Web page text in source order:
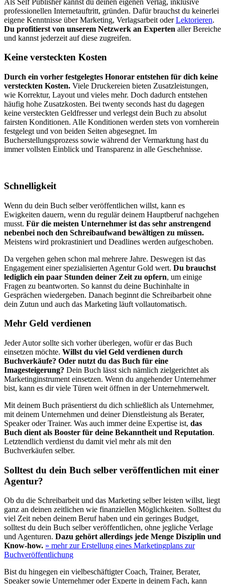
professionellen Internetauftritt, gründen. Dafür brauchst du keinerlei
eigene Kenntnisse über Marketing, Verlagsarbeit oderLektorieren.
Du profitierst von unserem Netzwerk an Experten aller Bereiche
und kannst jederzeit auf diese zugreifen.
Keine versteckten Kosten
Durch ein vorher festgelegtes Honorar entstehen für dich keine
versteckten Kosten. Viele Druckereien bieten Zusatzleistungen,
wie Korrektur, Layout und vieles mehr. Doch dadurch entstehen
häufig hohe Zusatzkosten. Bei twenty seconds hast du dagegen
keine versteckten Geldfresser und verlegst dein Buch zu absolut
fairsten Konditionen. Alle Konditionen werden stets von vornherein
festgelegt und von beiden Seiten abgesegnet. Im
Bucherstellungsprozess sowie während der Vermarktung hast du
immer vollsten Einblick und Transparenz in alle Geschehnisse.
Schnelligkeit
Wenn du dein Buch selber veröffentlichen willst, kann es
Ewigkeiten dauern, wenn du regulär deinem Hauptberuf nachgehen
musst. Für die meisten Unternehmer ist das sehr anstrengend
nebenbei noch den Schreibaufwand bewältigen zu müssen.
Meistens wird prokrastiniert und Deadlines werden aufgeschoben.
Da vergehen gehen schon mal mehrere Jahre. Deswegen ist das
Engagement einer spezialisierten Agentur Gold wert. Du brauchst
lediglich ein paar Stunden deiner Zeit zu opfern, um einige
Fragen zu beantworten. So kannst du deine Buchinhalte in
Gesprächen wiedergeben. Danach beginnt die Schreibarbeit ohne
dein Zutun und auch das Marketing läuft vollautomatisch.
Mehr Geld verdienen
Jeder Autor sollte sich vorher überlegen, wofür er das Buch
einsetzen möchte. Willst du viel Geld verdienen durch
Buchverkäufe? Oder nutzt du das Buch für eine
Imagesteigerung? Dein Buch lässt sich nämlich zielgerichtet als
Marketinginstrument einsetzen. Wenn du angehender Unternehmer
bist, kann es dir viele Türen weit öffnen in der Unternehmerwelt.
Mit deinem Buch präsentierst du dich schließlich als Unternehmer,
mit deinem Unternehmen und deiner Dienstleistung als Berater,
Speaker oder Trainer. Was auch immer deine Expertise ist, das
Buch dient als Booster für deine Bekanntheit und Reputation.
Letztendlich verdienst du damit viel mehr als mit den
Buchverkäufen selber.
Solltest du dein Buch selber veröffentlichen mit einer
Agentur?
Ob du die Schreibarbeit und das Marketing selber leisten willst, liegt
ganz an deinen zeitlichen wie finanziellen Möglichkeiten. Solltest du
viel Zeit neben deinem Beruf haben und ein geringes Budget,
solltest du dein Buch selber veröffentlichen, ohne jegliche Verlage
und Agenturen. Dazu gehört allerdings jede Menge Disziplin und
Know-how. » mehr zur Erstellung eines Marketingplans zur
Buchveröffentlichung
Bist du hingegen ein vielbeschäftigter Coach, Trainer, Berater,
Speaker sowie Unternehmer oder Experte in deinem Fach, kann